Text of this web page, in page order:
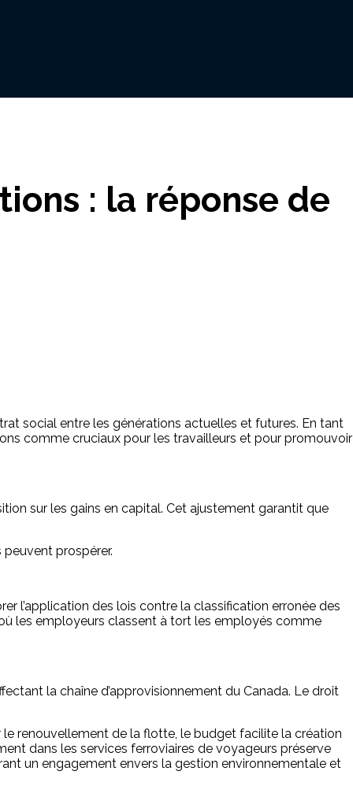
: la réponse de
social entre les générations actuelles et futures. En tant
comme cruciaux pour les travailleurs et pour promouvoir
sur les gains en capital. Cet ajustement garantit que
prospérer.
l’application des lois contre la classification erronée des
les employeurs classent à tort les employés comme
la chaîne d’approvisionnement du Canada. Le droit
renouvellement de la flotte, le budget facilite la création
dans les services ferroviaires de voyageurs préserve
un engagement envers la gestion environnementale et